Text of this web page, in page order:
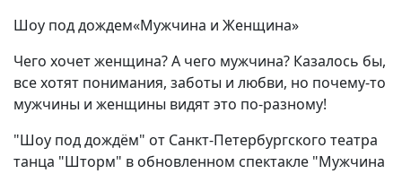
Шоу под дождем«Мужчина и Женщина»
Чего хочет женщина? А чего мужчина? Казалось бы,
все хотят понимания, заботы и любви, но почему-то
мужчины и женщины видят это по-разному!
"Шоу под дождём" от Санкт-Петербургского театра
танца "Шторм" в обновленном спектакле "Мужчина